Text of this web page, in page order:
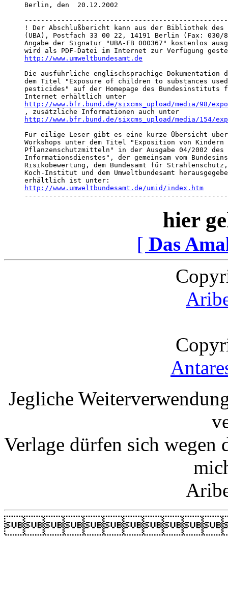
Berlin, den  20.12.2002
! Der Abschlußbericht kann aus der Bibliothek des
(UBA), Postfach 33 00 22, 14191 Berlin (Fax: 030/
Angabe der Signatur "UBA-FB 000367" kostenlos
http://www.umweltbundesamt.de
Die ausführliche englischsprachige Dokumentation
dem Titel "Exposure of children to substances
pesticides" auf der Homepage des Bundesinstituts
http://www.bfr.bund.de/sixcms_upload/media/98/
http://www.bfr.bund.de/sixcms_upload/media/154/
Für eilige Leser gibt es eine kurze Übersicht über
Workshops unter dem Titel "Exposition von Kindern
Pflanzenschutzmitteln" in der Ausgabe 04/2002 des
Informationsdienstes", der gemeinsam vom
Risikobewertung, dem Bundesamt für
Koch-Institut und dem Umweltbundesamt
http://www.umweltbundesamt.de/umid/index.htm
hier
[ Das
Jegliche
Verlage dürfen sich wegen